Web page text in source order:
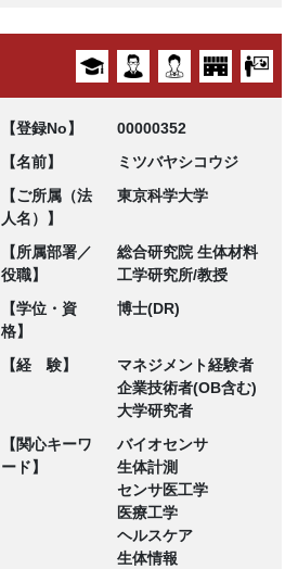
【登録No】
00000352
【名前】
ミツバヤシコウジ
【ご所属（法
人名）】
東京科学大学
【所属部署／
役職】
総合研究院 生体材料
工学研究所/教授
【学位・資
格】
博士(DR)
【経 験】
マネジメント経験者
企業技術者(OB含む)
大学研究者
【関心キーワ
ード】
バイオセンサ
生体計測
センサ医工学
医療工学
ヘルスケア
生体情報